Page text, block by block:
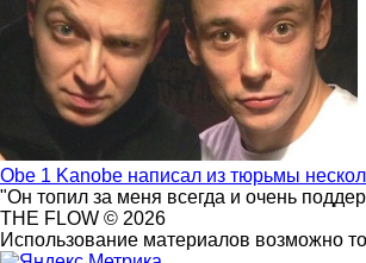
Obe 1 Kanobe написал из тюрьмы
"Он топил за меня всегда и очень
THE FLOW © 2026
Использование материалов возможно